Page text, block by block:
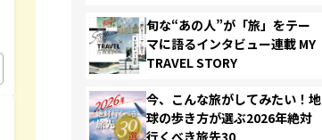
旬な“あの人”が「旅」をテー
マに語るインタビュー連載 MY
TRAVEL STORY
今、こんな旅がしてみたい！地
球の歩き方が選ぶ2026年絶対
行くべき旅先30